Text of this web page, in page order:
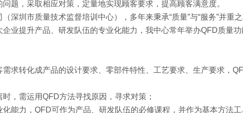
题，采取相应对策，定量地实现顾客要求，提高顾客满意度。
深圳市质量技术监督培训中心），多年来秉承“质量”与“服务”并重
业提升产品、研发队伍的专业化能力，我中心常年举办QFD质量
求转化成产品的设计要求、零部件特性、工艺要求、生产要求，
，需运用QFD方法寻找原因，寻求对策；
能力，QFD可作为产品、研发队伍的必修课程，并作为基本方法工